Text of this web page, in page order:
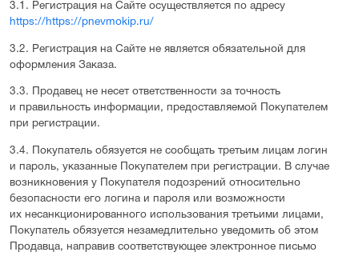
3.1. Регистрация на Сайте осуществляется по адресу
https://https://pnevmokip.ru/
3.2. Регистрация на Сайте не является обязательной для
оформления Заказа.
3.3. Продавец не несет ответственности за точность
и правильность информации, предоставляемой Покупателем
при регистрации.
3.4. Покупатель обязуется не сообщать третьим лицам логин
и пароль, указанные Покупателем при регистрации. В случае
возникновения у Покупателя подозрений относительно
безопасности его логина и пароля или возможности
их несанкционированного использования третьими лицами,
Покупатель обязуется незамедлительно уведомить об этом
Продавца, направив соответствующее электронное письмо